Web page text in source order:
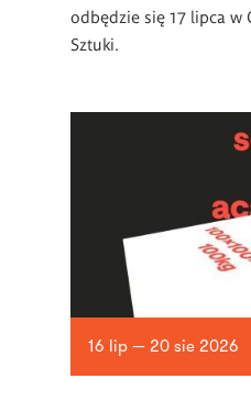
odbędzie się 17 lipca w
Sztuki.
16 lip — 20 sie 2026